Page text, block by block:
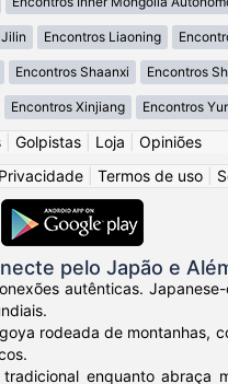
Encontros Liaoning
Encontros Shaanxi Encontros
Encontros Xinjiang Encontros
Golpistas Loja
Opiniões
Privacidade Termos de uso
pelo Japão e
autênticas.
rodeada de montanhas,
enquanto abraça